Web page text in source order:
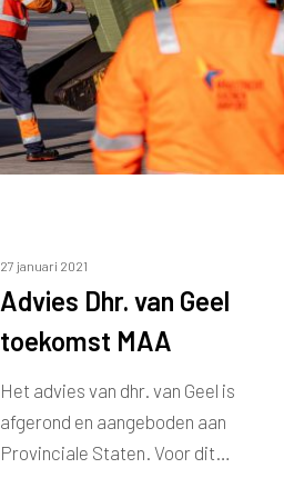
27 januari 2021
Advies Dhr. van Geel
toekomst MAA
Het advies van dhr. van Geel is
afgerond en aangeboden aan
Provinciale Staten. Voor dit…